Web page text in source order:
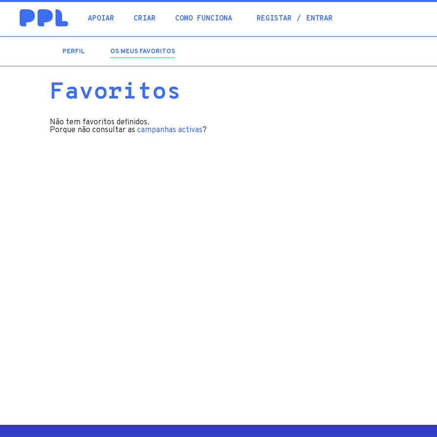
APOIAR CRIAR COMO FUNCIONA REGISTAR ENTRAR
procura
PERFIL OS MEUS FAVORITOS
Favoritos
Não tem favoritos definidos.
Porque não consultar as campanhas activas?